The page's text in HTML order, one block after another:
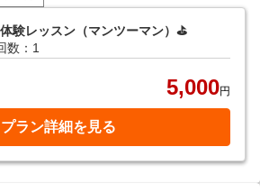
験レッスン（マンツーマン）⛳️
数：1
5,000円
プラン詳細を見る